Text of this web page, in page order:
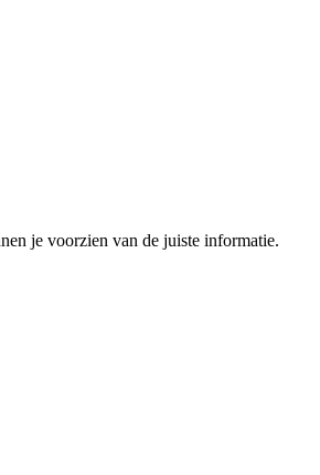
je voorzien van de juiste informatie.